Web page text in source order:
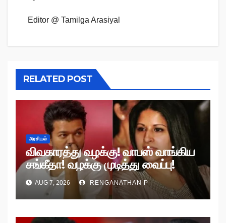
Editor @ Tamilga Arasiyal
RELATED POST
அரசியல்
விவகாரத்து வழக்கு! வாபஸ் வாங்கிய
சங்கீதா! வழக்கு முடித்து வைப்பு!
AUG 7, 2026 RENGANATHAN P